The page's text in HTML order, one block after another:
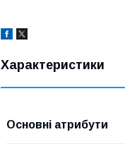
Характеристики
Основні атрибути